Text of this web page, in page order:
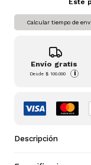
Calcular tiempo de
Envío gratis
Desde$ 100.000 i
Descripción